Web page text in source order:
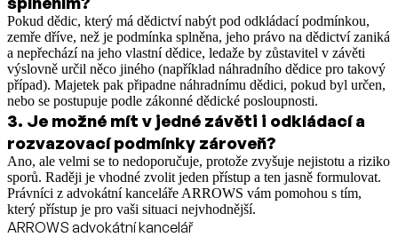
Pokud dědic, který má dědictví nabýt pod odkládací podmínkou,
zemře dříve, než je podmínka splněna, jeho právo na dědictví zaniká
a nepřechází na jeho vlastní dědice, ledaže by zůstavitel v závěti
výslovně určil něco jiného (například náhradního dědice pro takový
případ). Majetek pak připadne náhradnímu dědici, pokud byl určen,
nebo se postupuje podle zákonné dědické posloupnosti.
3. Je možné mít v jedné závěti i odkládací a
rozvazovací podmínky zároveň?
Ano, ale velmi se to nedoporučuje, protože zvyšuje nejistotu a riziko
sporů. Raději je vhodné zvolit jeden přístup a ten jasně formulovat.
Právníci z advokátní kanceláře ARROWS vám pomohou s tím,
který přístup je pro vaši situaci nejvhodnější.
ARROWS advokátní kancelář